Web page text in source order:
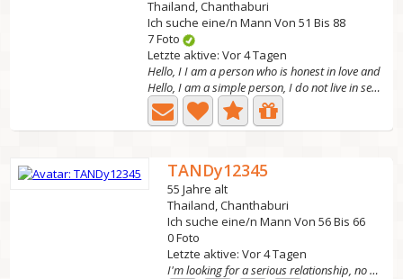
Thailand, Chanthaburi
Ich suche eine/n Mann Von 51 Bis 88
7 Foto
Letzte aktive: Vor 4 Tagen
Hello, I I am a person who is honest in love and
Hello, I am a simple person, I do not live in seclusion,...
TANDy12345
55 Jahre alt
Thailand, Chanthaburi
Ich suche eine/n Mann Von 56 Bis 66
0 Foto
Letzte aktive: Vor 4 Tagen
I'm looking for a serious relationship, no scams, no...